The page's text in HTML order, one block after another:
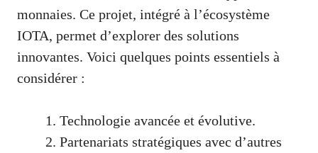
monnaies. Ce projet, intégré à l’écosystème
IOTA, permet d’explorer des solutions
innovantes. Voici quelques points essentiels à
considérer :
Technologie avancée et évolutive.
Partenariats stratégiques avec d’autres